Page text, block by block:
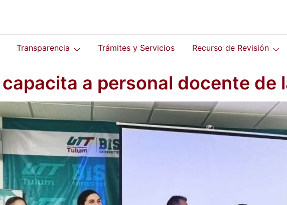
Transparencia Trámites y Servicios Recurso de Revisión
capacita a personal docente de